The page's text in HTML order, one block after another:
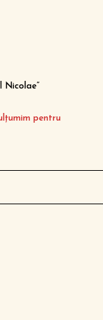
Nicolae”
pentru